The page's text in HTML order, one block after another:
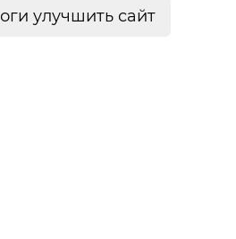
улучшить сайт